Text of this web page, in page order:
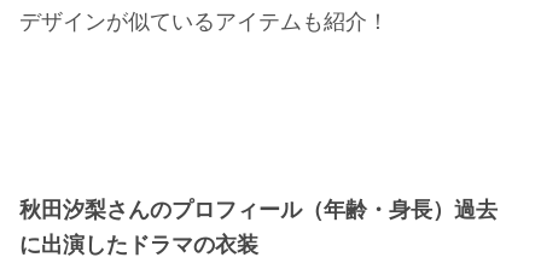
デザインが似ているアイテムも紹介！
秋田汐梨さんのプロフィール（年齢・身長）過去
に出演したドラマの衣装